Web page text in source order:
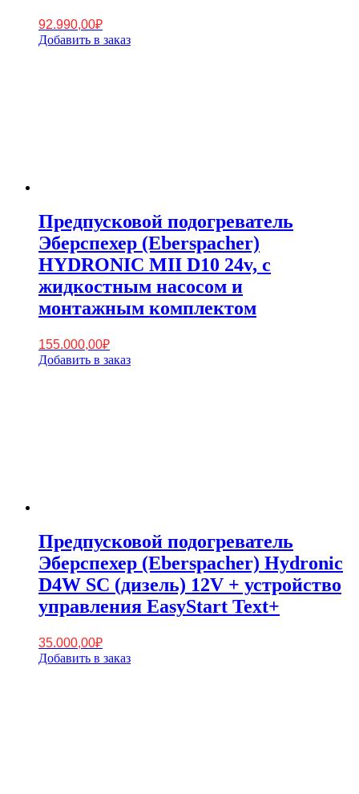
92.990,00₽
Добавить в заказ
Предпусковой подогреватель
Эберспехер (Eberspacher)
HYDRONIC MII D10 24v, с
жидкостным насосом и
монтажным комплектом
155.000,00₽
Добавить в заказ
Предпусковой подогреватель
Эберспехер (Eberspacher) Hydronic
D4W SC (дизель) 12V + устройство
управления EasyStart Text+
35.000,00₽
Добавить в заказ